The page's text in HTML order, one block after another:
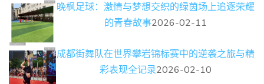
晚枫足球：激情与梦想交织的绿茵场上追逐荣耀
的青春故事2026-02-11
成都街舞队在世界攀岩锦标赛中的逆袭之旅与精
彩表现全记录2026-02-10